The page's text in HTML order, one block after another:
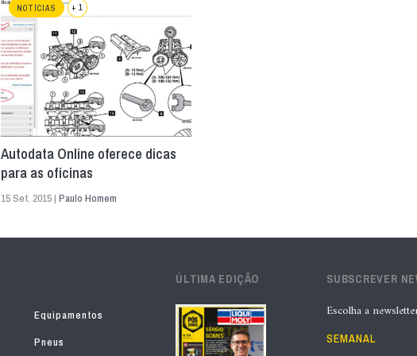
NOTÍCIAS + 1
Autodata Online oferece dicas
para as oficinas
15 Set. 2015 | Paulo Homem
Equipamentos
Pneus
ÚLTIMA EDIÇÃO SUBSCREVER
Escolha a
SEMANAL